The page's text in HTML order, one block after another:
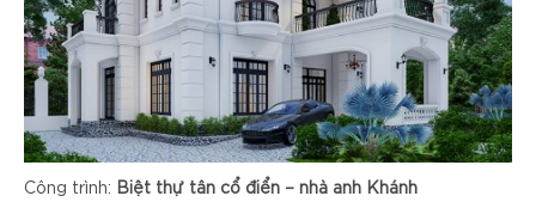
Công trình: Biệt thự tân cổ điển – nhà anh Khánh